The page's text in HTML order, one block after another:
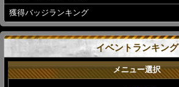
獲得バッジランキング
イベントランキング
メニュー選択